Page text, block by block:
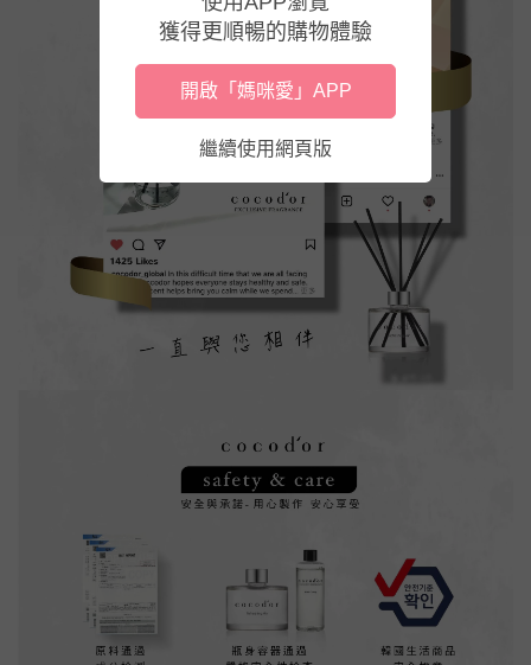
獲得更順暢的購物體驗
開啟「媽咪愛」APP
繼續使用網頁版